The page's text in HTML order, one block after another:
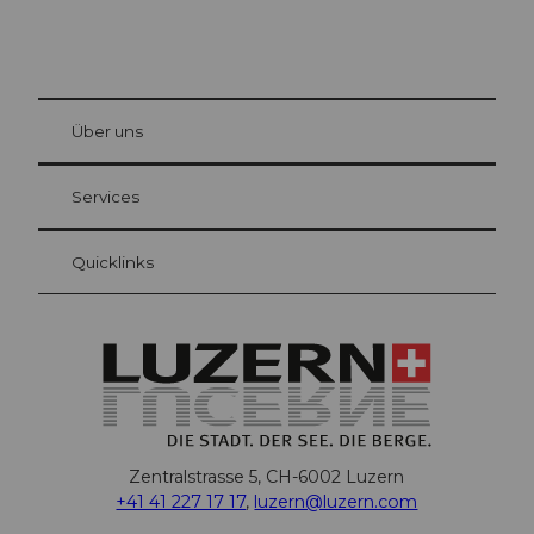
Gästekarte Luzern
Ihre Vorteile als Übernachtungsgast
at Bre
Über uns
Services
Quicklinks
Zentralstrasse 5, CH-6002 Luzern
+41 41 227 17 17, luzern@luzern.com